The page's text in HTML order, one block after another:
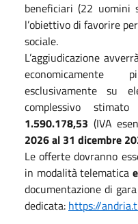
beneficiari (22 uomini
l’obiettivo di favorire
sociale.
L’aggiudicazione
economicamente
esclusivamente su
complessivo
1.590.178,53 (IVA
2026 al 31 dicembre
Le offerte dovranno
in modalità telematica
documentazione di
dedicata: https://